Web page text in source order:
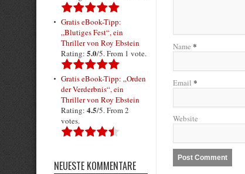
Name *
Email *
Website
Gratis eBook-Tipp:
„Blutiges Fest“, ein
Thriller von Roy Ebstein
Rating: 5.0/5. From 1 vote.
Gratis eBook-Tipp: „Orden
der Verderbnis“, ein
Thriller von Roy Ebstein
Rating: 4.5/5. From 2
votes.
NEUESTE KOMMENTARE